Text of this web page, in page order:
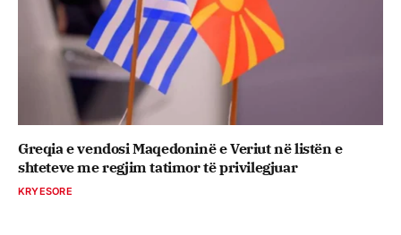
Greqia e vendosi Maqedoninë e Veriut në listën e
shteteve me regjim tatimor të privilegjuar
KRYESORE